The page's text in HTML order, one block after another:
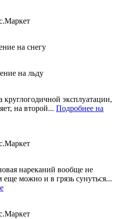
на снегу
на льду
круглогодичной эксплуатации,
на второй... Подробнее на
нареканий вообще не
можно и в грязь сунуться...